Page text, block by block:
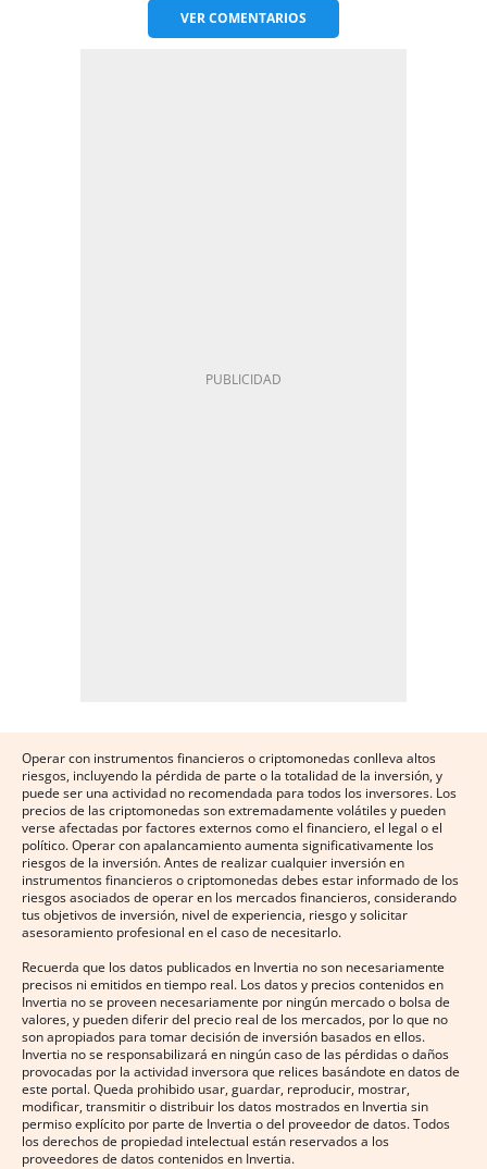
VERCOMENTARIOS
Operar con instrumentos financieros o criptomonedas conlleva altos
riesgos, incluyendo la pérdida de parte o la totalidad de la inversión, y
puede ser una actividad no recomendada para todos los inversores. Los
precios de las criptomonedas son extremadamente volátiles y pueden
verse afectadas por factores externos como el financiero, el legal o el
político. Operar con apalancamiento aumenta significativamente los
riesgos de la inversión. Antes de realizar cualquier inversión en
instrumentos financieros o criptomonedas debes estar informado de los
riesgos asociados de operar en los mercados financieros, considerando
tus objetivos de inversión, nivel de experiencia, riesgo y solicitar
asesoramiento profesional en el caso de necesitarlo.
Recuerda que los datos publicados en Invertia no son necesariamente
precisos ni emitidos en tiempo real. Los datos y precios contenidos en
Invertia no se proveen necesariamente por ningún mercado o bolsa de
valores, y pueden diferir del precio real de los mercados, por lo que no
son apropiados para tomar decisión de inversión basados en ellos.
Invertia no se responsabilizará en ningún caso de las pérdidas o daños
provocadas por la actividad inversora que relices basándote en datos de
este portal. Queda prohibido usar, guardar, reproducir, mostrar,
modificar, transmitir o distribuir los datos mostrados en Invertia sin
permiso explícito por parte de Invertia o del proveedor de datos. Todos
los derechos de propiedad intelectual están reservados a los
proveedores de datos contenidos en Invertia.